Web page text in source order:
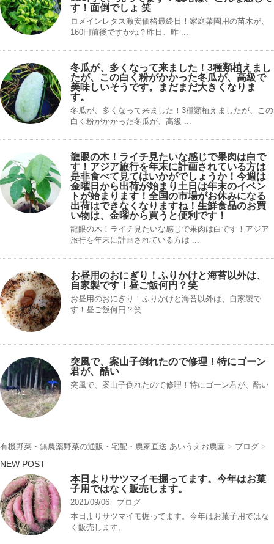
す！面倒でしょ 笑
ロメインレタス激安価格最終日！家庭菜園用の苗木が、
160円前後ですかね？昨日、昨 ...
冬瓜が、多くなって来ました！3種類植えまし
たが、この白く粉がかかった冬瓜が、高級で
美味しいそうです。まだまだ大きくなりま
す。
冬瓜が、多くなって来ました！3種類植えましたが、この
白く粉がかかった冬瓜が、高級 ...
龍眼の木！ライチ見たいな感じで果肉は白で
す！アジア旅行を年末に計画されている方は
是非食べて見てはいかがでしょうか！今週は
金曜日から出荷が始まり土日は年末のイベン
トが始まります！全国の市場がお休みになる
出荷はできなくなりますね！生鮮食品のお買
い物は、金曜から買うと便利です！
龍眼の木！ライチ見たいな感じで果肉は白です！アジア
旅行を年末に計画されている方は ...
お昼用のおにぎり！ふりかけと海苔以外は、
自家製です！昼ご飯何円？笑
お昼用のおにぎり！ふりかけと海苔以外は、自家製で
す！昼ご飯何円？笑
突風で、案山子倒れたので修理！特にゴーン
君が、酷い
突風で、案山子倒れたので修理！特にゴーン君が、酷い
有機野菜・無農薬野菜の通販・宅配・農家直送 あいうえお農園 > ブログ >
NEW POST
本日よりサツマイモ掘ってます。今年はお菓
子用ではなく販売します。
2021/09/06
ブログ
本日よりサツマイモ掘ってます。今年はお菓子用ではな
く販売します。